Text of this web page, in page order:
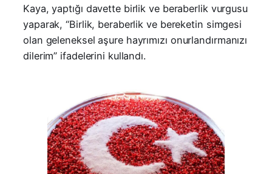
Kaya, yaptığı davette birlik ve beraberlik vurgusu
yaparak, “Birlik, beraberlik ve bereketin simgesi
olan geleneksel aşure hayrımızı onurlandırmanızı
dilerim” ifadelerini kullandı.